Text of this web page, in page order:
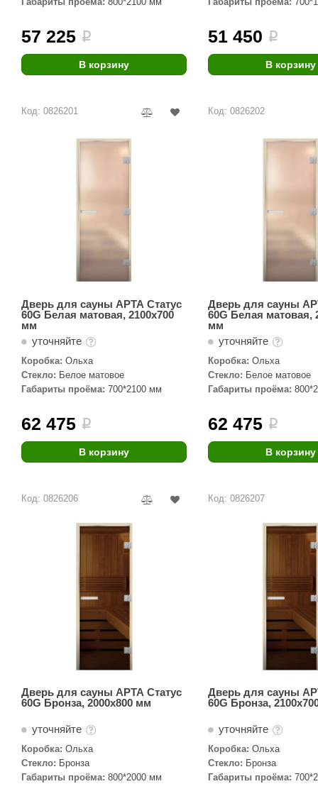
Для дома и дачи
Акции и скидки
Tikkurila Elcon
MAGNUM
Finn icon Размахайка
57 225 i
В корзину
51 450 i
В корзину
Код: 0826201
Дверь для сауны АРТА Статус
60G Белая матовая, 2100х700
мм
уточняйте
Коробка: Ольха
Стекло: Белое матовое
Габариты проёма: 700*2100 мм
62 475 i
В корзину
Код: 0826202
Дверь для сауны
60G Белая матовая,
мм
уточняйте
Коробка: Ольха
Стекло: Белое матовое
Габариты проёма:
62 475 i
В корзину
Код: 0826206
Дверь для сауны АРТА Статус
60G Бронза, 2000х800 мм
уточняйте
Коробка: Ольха
Стекло: Бронза
Габариты проёма: 800*2000 мм
Код: 0826207
Дверь для сауны
60G Бронза,
уточняйте
Коробка: Ольха
Стекло: Бронза
Габариты проёма: